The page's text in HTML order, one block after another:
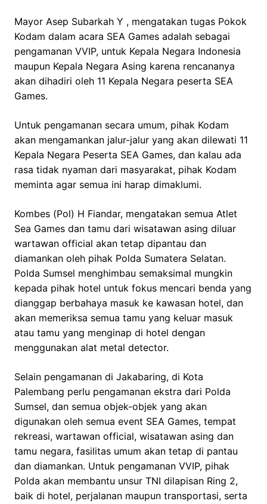
Mayor Asep Subarkah Y , mengatakan tugas Pokok
Kodam dalam acara SEA Games adalah sebagai
pengamanan VVIP, untuk Kepala Negara Indonesia
maupun Kepala Negara Asing karena rencananya
akan dihadiri oleh 11 Kepala Negara peserta SEA
Games.
Untuk pengamanan secara umum, pihak Kodam
akan mengamankan jalur-jalur yang akan dilewati 11
Kepala Negara Peserta SEA Games, dan kalau ada
rasa tidak nyaman dari masyarakat, pihak Kodam
meminta agar semua ini harap dimaklumi.
Kombes (Pol) H Fiandar, mengatakan semua Atlet
Sea Games dan tamu dari wisatawan asing diluar
wartawan official akan tetap dipantau dan
diamankan oleh pihak Polda Sumatera Selatan.
Polda Sumsel menghimbau semaksimal mungkin
kepada pihak hotel untuk fokus mencari benda yang
dianggap berbahaya masuk ke kawasan hotel, dan
akan memeriksa semua tamu yang keluar masuk
atau tamu yang menginap di hotel dengan
menggunakan alat metal detector.
Selain pengamanan di Jakabaring, di Kota
Palembang perlu pengamanan ekstra dari Polda
Sumsel, dan semua objek-objek yang akan
digunakan oleh semua event SEA Games, tempat
rekreasi, wartawan official, wisatawan asing dan
tamu negara, fasilitas umum akan tetap di pantau
dan diamankan. Untuk pengamanan VVIP, pihak
Polda akan membantu unsur TNI dilapisan Ring 2,
baik di hotel, perjalanan maupun transportasi, serta